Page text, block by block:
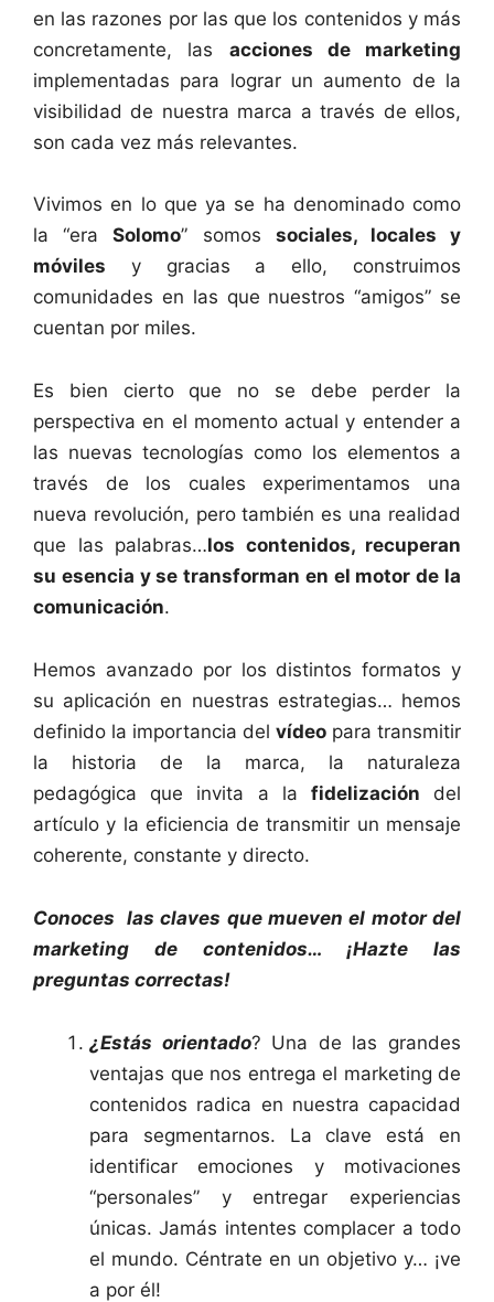
en las razones por las que los contenidos y más
concretamente, las acciones de marketing
implementadas para lograr un aumento de la
visibilidad de nuestra marca a través de ellos,
son cada vez más relevantes.
Vivimos en lo que ya se ha denominado como
la “eraSolomo” somos sociales, locales y
móviles y gracias a ello, construimos
comunidades en las que nuestros “amigos” se
cuentan por miles.
Es bien cierto que no se debe perder la
perspectiva en el momento actual y entender a
las nuevas tecnologías como los elementos a
través de los cuales experimentamos una
nueva revolución, pero también es una realidad
que las palabras…los contenidos, recuperan
su esencia y se transforman en el motor de la
comunicación.
Hemos avanzado por los distintos formatos y
su aplicación en nuestras estrategias… hemos
definido la importancia del vídeo para transmitir
la historia de la marca, la naturaleza
pedagógica que invita a la fidelización del
artículo y la eficiencia de transmitir un mensaje
coherente, constante y directo.
Conoces las claves que mueven el motor del
marketing de contenidos… ¡Hazte las
preguntas correctas!
¿Estás orientado? Una de las grandes
ventajas que nos entrega el marketing de
contenidos radica en nuestra capacidad
para segmentarnos. La clave está en
identificar emociones y motivaciones
“personales” y entregar experiencias
únicas. Jamás intentes complacer a todo
el mundo. Céntrate en un objetivo y… ¡ve
a por él!